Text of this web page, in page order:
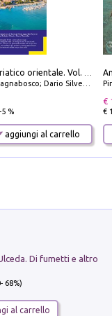
Dario Silvestro; Marco Sbrizzi
%
aggiungi al carrello
€
€
Di fumetti e altro
- 68%)
al carrello